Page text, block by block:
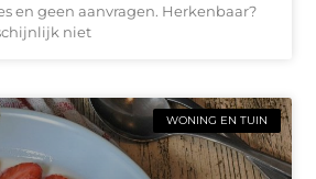
en geen aanvragen. Herkenbaar?
niet
WONING EN TUIN